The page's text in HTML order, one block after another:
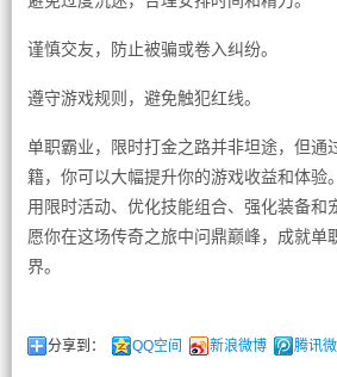
谨慎交友，防止被骗或卷入纠纷。
遵守游戏规则，避免触犯红线。
单职霸业，限时打金之路并非坦途，但通
籍，你可以大幅提升你的游戏收益和体验
用限时活动、优化技能组合、强化装备和
愿你在这场传奇之旅中问鼎巅峰，成就单
界。
分享到： QQ空间 新浪微博 腾讯